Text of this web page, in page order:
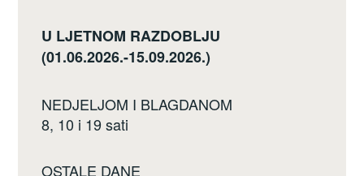
U LJETNOM RAZDOBLJU
(01.06.2026.-15.09.2026.)
NEDJELJOM I BLAGDANOM
8, 10 i 19 sati
OSTALE DANE